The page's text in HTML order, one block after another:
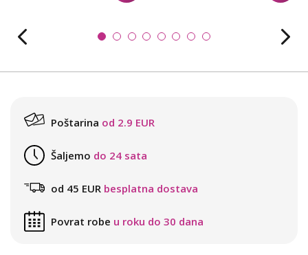
Poštarina od 2.9 EUR
Šaljemo do 24 sata
od 45 EUR besplatna dostava
Povrat robe u roku do 30 dana